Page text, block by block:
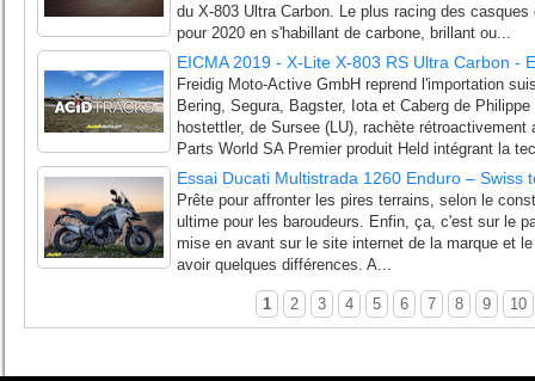
du X-803 Ultra Carbon. Le plus racing des
pour 2020 en s'habillant de carbone, brillant ou...
EICMA 2019 - X-Lite X-803 RS Ultra Carbon -
Freidig Moto-Active GmbH reprend l'importation
Bering, Segura, Bagster, Iota et Caberg de
hostettler, de Sursee (LU), rachète
Parts World SA Premier produit Held intégrant la
Essai Ducati Multistrada 1260 Enduro – Swiss
Prête pour affronter les pires terrains, selon le
ultime pour les baroudeurs. Enfin, ça, c'est sur le
mise en avant sur le site internet de la marque et
avoir quelques différences. A...
1 2 3 4 5 6 7 8 9 10